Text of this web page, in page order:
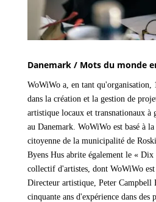
Danemark / Mots du monde
WoWiWo a, en tant qu'organisation,
dans la création et la gestion de
artistique locaux et transnationaux à
au Danemark. WoWiWo est basé à
citoyenne de la municipalité de
Byens Hus abrite également le «
collectif d'artistes, dont WoWiWo est
Directeur artistique, Peter Campbell
cinquante ans d'expérience dans des